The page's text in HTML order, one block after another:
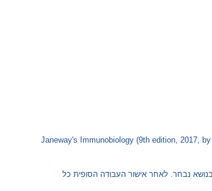
נבחר. לאחר אישור העבודה הסופית כל